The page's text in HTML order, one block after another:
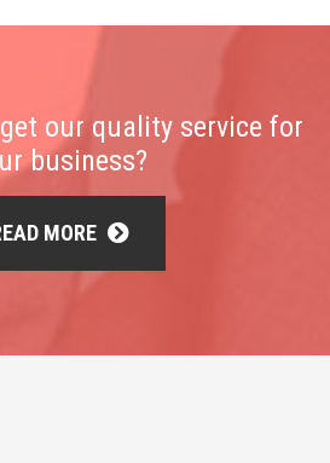
our quality service for
business?
MORE